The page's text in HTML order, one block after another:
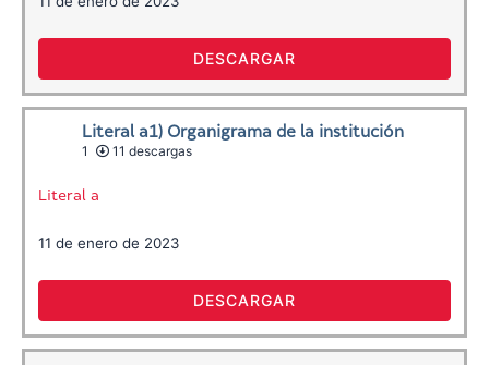
DESCARGAR
Literal a1) Organigrama de la institución
1
11 descargas
Literal a
11 de enero de 2023
DESCARGAR